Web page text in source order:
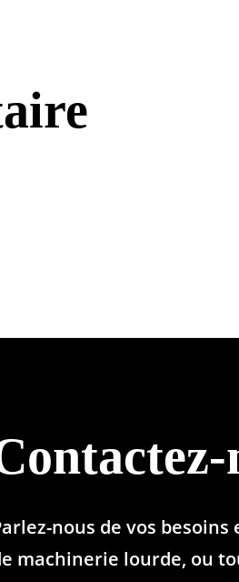
nous de vos
machinerie lourde, ou